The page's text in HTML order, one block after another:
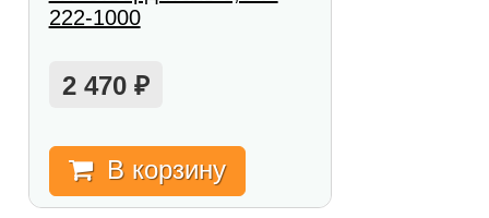
222-1000
2 470 ₽
В корзину